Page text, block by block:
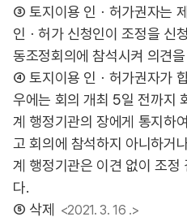
③ 토지이용 인ㆍ허가권자는
인ㆍ허가 신청인이 조정을 신
동조정회의에 참석시켜 의견
④ 토지이용 인ㆍ허가권자가
우에는 회의 개최 5일 전까지
계 행정기관의 장에게 통지하
고 회의에 참석하지 아니하거
계 행정기관은 이견 없이 조정
다.
⑤ 삭제
<2021. 3. 16 .>